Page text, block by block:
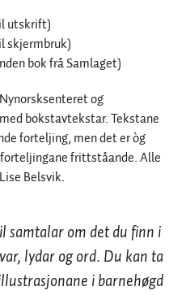
utskrift)
skjermbruk)
bok frå Samlaget)
og
bokstavtekstar. Tekstane
forteljing, men det er òg
frittståande. Alle
Belsvik.
samtalar om det du finn i
lydar og ord. Du kan ta
i barnehøgd